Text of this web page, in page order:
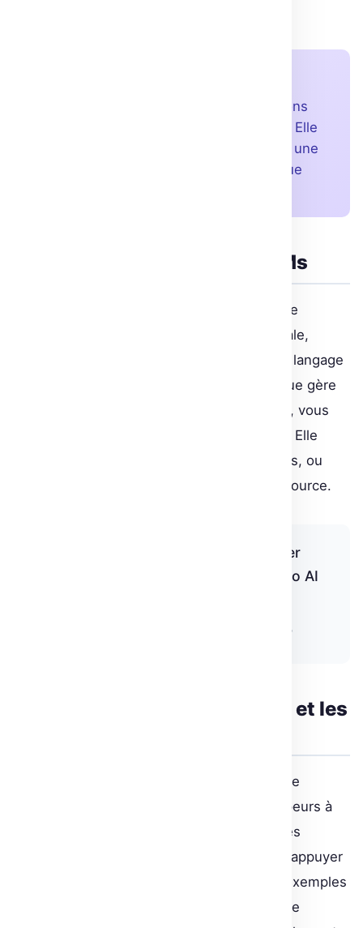
FastRTC simplifie la création d’applications
audio/vidéo en temps réel avec Python. Elle
offre une intégration facile via Gradio et une
fonctionnalité de connexion téléphonique
Faciliter l’intégration des LLMs
Avec le support intégré pour les modèles de
reconnaissance vocale et de synthèse vocale,
FastRTC permet d’intégrer des modèles de langage
tels que Meta-Llama-3.2-3B. La bibliothèque gère
la couche de communication en temps réel, vous
laissant libre d’exploiter vos outils préférés. Elle
s’intègre facilement avec des API reconnues, ou
peut fonctionner avec des modèles open-source.
« FastRTC is designed to make it super
easy to build real-time audio and video AI
Freddy Boulton et Abubakar Abid, article source
Le soutien de la communauté et les
Soutenu par la communauté et en constante
évolution, FastRTC encourage les développeurs à
partager leurs intégrations et à proposer des
améliorations. Les développeurs peuvent s’appuyer
sur une documentation exhaustive et des exemples
concrets pour maximiser l’utilisation de cette